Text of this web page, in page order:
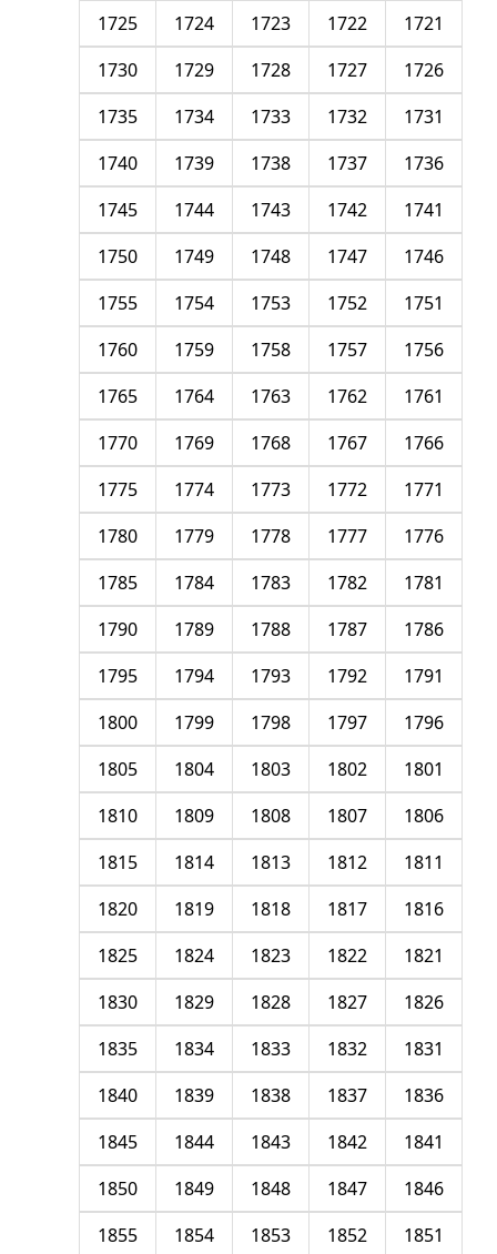
1721
1722
1723
1724
1725
1726
1727
1728
1729
1730
1731
1732
1733
1734
1735
1736
1737
1738
1739
1740
1741
1742
1743
1744
1745
1746
1747
1748
1749
1750
1751
1752
1753
1754
1755
1756
1757
1758
1759
1760
1761
1762
1763
1764
1765
1766
1767
1768
1769
1770
1771
1772
1773
1774
1775
1776
1777
1778
1779
1780
1781
1782
1783
1784
1785
1786
1787
1788
1789
1790
1791
1792
1793
1794
1795
1796
1797
1798
1799
1800
1801
1802
1803
1804
1805
1806
1807
1808
1809
1810
1811
1812
1813
1814
1815
1816
1817
1818
1819
1820
1821
1822
1823
1824
1825
1826
1827
1828
1829
1830
1831
1832
1833
1834
1835
1836
1837
1838
1839
1840
1841
1842
1843
1844
1845
1846
1847
1848
1849
1850
1851
1852
1853
1854
1855